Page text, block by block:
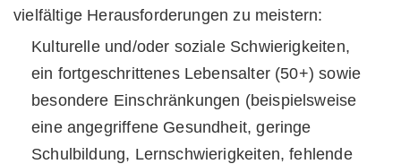
vielfältige Herausforderungen zu meistern:
Kulturelle und/oder soziale Schwierigkeiten,
ein fortgeschrittenes Lebensalter (50+) sowie
besondere Einschränkungen (beispielsweise
eine angegriffene Gesundheit, geringe
Schulbildung, Lernschwierigkeiten, fehlende